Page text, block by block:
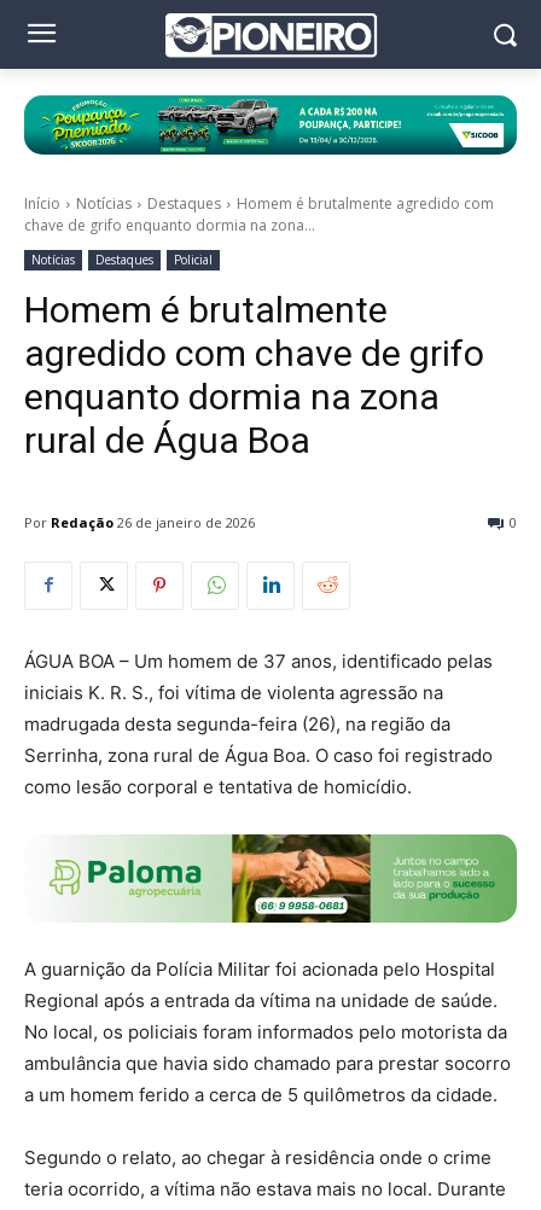
Início Notícias Destaques
Homem é brutalmente agredido com
chave de grifo enquanto dormia na zona...
Notícias Destaques Policial
Homem é brutalmente
agredido com chave de grifo
enquanto dormia na zona
rural de Água Boa
Por Redação 0
26 de janeiro de 2026
ÁGUA BOA – Um homem de 37 anos, identificado pelas
iniciais K. R. S., foi vítima de violenta agressão na
madrugada desta segunda-feira (26), na região da
Serrinha, zona rural de Água Boa. O caso foi registrado
como lesão corporal e tentativa de homicídio.
A guarnição da Polícia Militar foi acionada pelo Hospital
Regional após a entrada da vítima na unidade de saúde.
No local, os policiais foram informados pelo motorista da
ambulância que havia sido chamado para prestar socorro
a um homem ferido a cerca de 5 quilômetros da cidade.
Segundo o relato, ao chegar à residência onde o crime
teria ocorrido, a vítima não estava mais no local. Durante